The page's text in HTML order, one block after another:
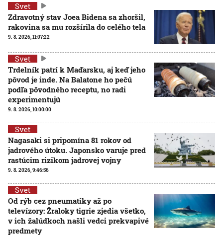
Svet
Zdravotný stav Joea Bidena sa zhoršil,
rakovina sa mu rozšírila do celého tela
9. 8. 2026, 11:07:22
Svet
Trdelník patrí k Maďarsku, aj keď jeho
pôvod je inde. Na Balatone ho pečú
podľa pôvodného receptu, no radi
experimentujú
9. 8. 2026, 10:00:00
Svet
Nagasaki si pripomína 81 rokov od
jadrového útoku. Japonsko varuje pred
rastúcim rizikom jadrovej vojny
9. 8. 2026, 9:46:56
Svet
Od rýb cez pneumatiky až po
televízory: Žraloky tigrie zjedia všetko,
v ich žalúdkoch našli vedci prekvapivé
predmety